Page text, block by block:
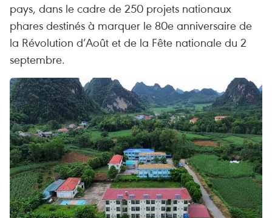
pays, dans le cadre de 250 projets nationaux
phares destinés à marquer le 80e anniversaire de
la Révolution d’Août et de la Fête nationale du 2
septembre.